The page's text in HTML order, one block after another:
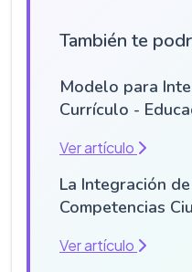
También te
Modelo para
Currículo -
Ver artículo
La Integración
Competencias
Ver artículo